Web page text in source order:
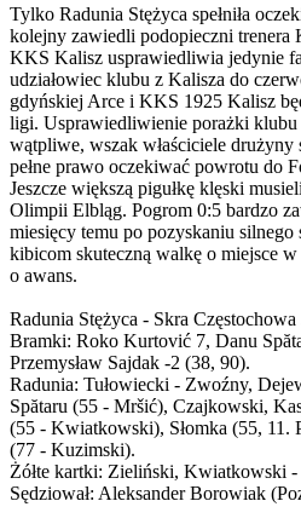
Tylko Radunia Stężyca spełniła
kolejny zawiedli podopieczni trenera
KKS Kalisz usprawiedliwia jedynie
udziałowiec klubu z Kalisza do
gdyńskiej Arce i KKS 1925 Kalisz
ligi. Usprawiedliwienie porażki klubu
wątpliwe, wszak właściciele drużyny
pełne prawo oczekiwać powrotu do
Jeszcze większą pigułkę klęski
Olimpii Elbląg. Pogrom 0:5 bardzo
miesięcy temu po pozyskaniu silnego
kibicom skuteczną walkę o miejsce w
o awans.
Radunia Stężyca - Skra
Bramki: Roko Kurtović 7, Danu
Przemysław Sajdak -2 (38, 90).
Radunia: Tułowiecki - Zwoźny,
Spătaru (55 - Mršić), Czajkowski,
(55 - Kwiatkowski), Słomka (55,
(77 - Kuzimski).
Żółte kartki: Zieliński, Kwiatkowski
Sędziował: Aleksander Borowiak